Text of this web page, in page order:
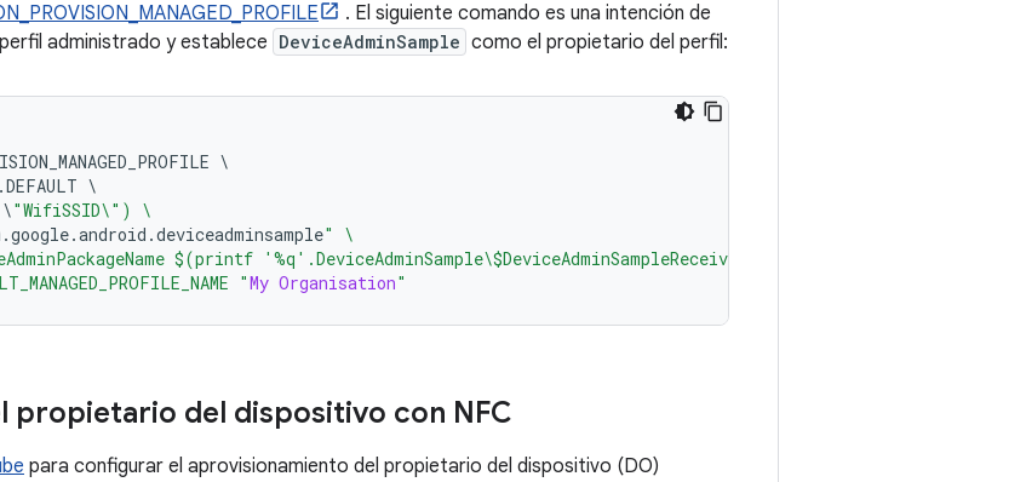
. El siguiente comando es una intención de
administrado y establece DeviceAdminSample como el propietario del perfil:
\
.DEFAULT \
\"WifiSSID\") \
.google.android .deviceadminsample" \
$(printf '%q'.DeviceAdminSample\$DeviceAdminSampleReceiver) \
"My Organisation"
propietario del dispositivo con NFC
para configurar el aprovisionamiento del propietario del dispositivo (DO)